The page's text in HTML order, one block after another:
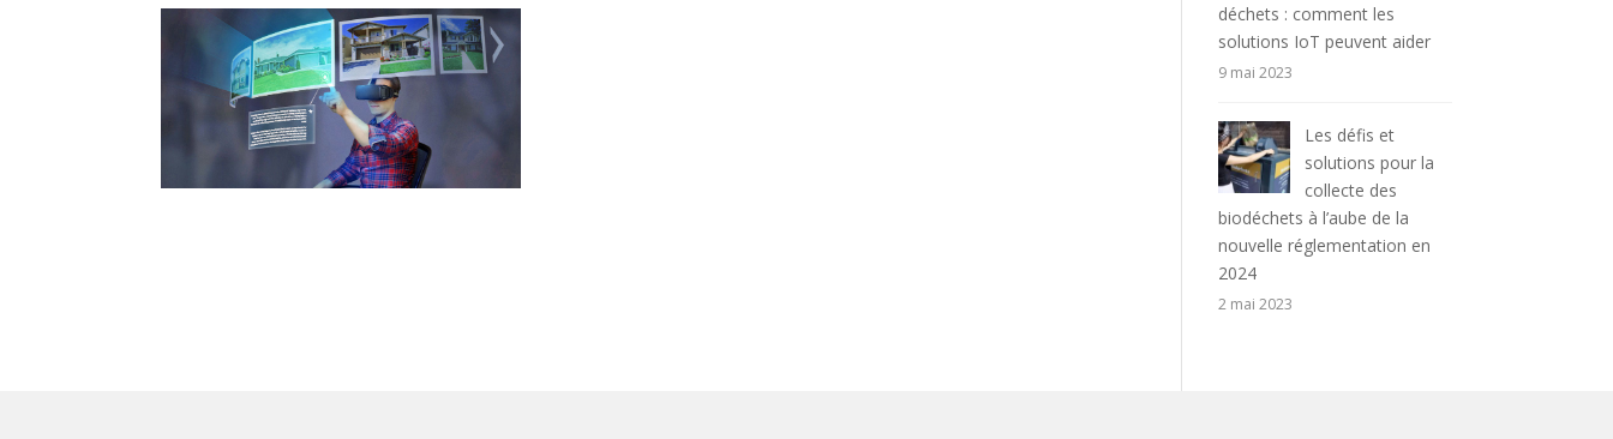
déchets : comment les
solutions IoT peuvent aider
9 mai 2023
Les défis et
solutions pour la
collecte des
biodéchets à l’aube de la
nouvelle réglementation en
2024
2 mai 2023